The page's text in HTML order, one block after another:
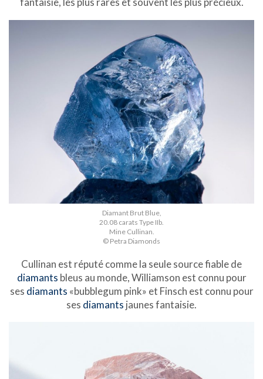
Diamant Brut Blue,
20.08 carats Type IIb.
Mine Cullinan.
© Petra Diamonds
Cullinan est réputé comme la seule source fiable de
diamants bleus au monde, Williamson est connu pour
ses diamants «bubblegum pink» et Finsch est connu pour
ses diamants jaunes fantaisie.